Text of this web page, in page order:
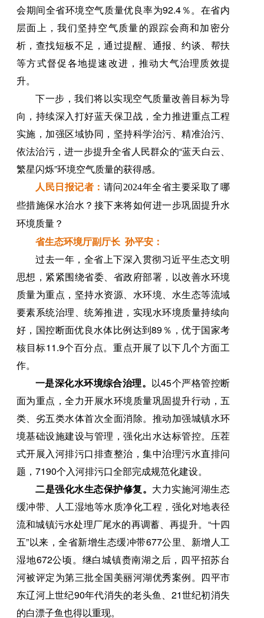
会期间全省环境空气质量优良率为92.4％。在省内
层面上，我们坚持空气质量的跟踪会商和加密分
析，查找短板不足，通过提醒、通报、约谈、帮扶
等方式督促各地提速改进，推动大气治理质效提
升。
下一步，我们将以实现空气质量改善目标为导
向，持续深入打好蓝天保卫战，全力推进重点工程
实施，加强区域协同，坚持科学治污、精准治污、
依法治污，进一步提升全省人民群众的“蓝天白云、
繁星闪烁”环境空气质量的获得感。
人民日报记者： 请问2024年全省主要采取了哪
些措施保水治水？接下来将如何进一步巩固提升水
环境质量？
省生态环境厅副厅长 孙平安：
过去一年，全省上下深入贯彻习近平生态文明
思想，紧紧围绕省委、省政府部署，以改善水环境
质量为重点，坚持水资源、水环境、水生态等流域
要素系统治理、统筹推进，实现水环境质量持续向
好，国控断面优良水体比例达到89％，优于国家考
核目标11.9个百分点。重点开展了以下几个方面工
作。
一是深化水环境综合治理。 以45个严格管控断
面为重点，全力开展水环境质量巩固提升行动，五
类、劣五类水体首次全面消除。推动加强城镇水环
境基础设施建设与管理，强化出水达标管控。压茬
式开展入河排污口排查整治，集中治理污水直排问
题，7190个入河排污口全部完成规范化建设。
二是强化水生态保护修复。 大力实施河湖生态
缓冲带、人工湿地等水质净化工程，强化对地表径
流和城镇污水处理厂尾水的再调蓄、再提升。“十四
五”以来，全省新增生态缓冲带677公里、新增人工
湿地672公顷。继白城镇赉南湖之后，四平招苏台
河被评定为第三批全国美丽河湖优秀案例。四平市
东辽河上世纪90年代消失的老头鱼、21世纪初消失
的白漂子鱼也得以重现。